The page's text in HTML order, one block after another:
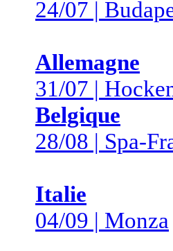
24/07 |
Allemagne
31/07 |
Belgique
28/08 | Spa-
Italie
04/09 | Monza